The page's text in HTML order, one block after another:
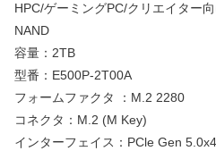
HPC/ゲーミングPC/クリエイター
NAND
容量：2TB
型番：E500P-2T00A
フォームファクタ ：M.2 2280
コネクタ：M.2 (M Key)
インターフェイス：PCle Gen 5.0x4